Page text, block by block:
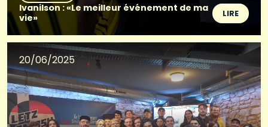
Ivanilson : «Le meilleur événement de ma
vie»
LIRE
20/06/2025